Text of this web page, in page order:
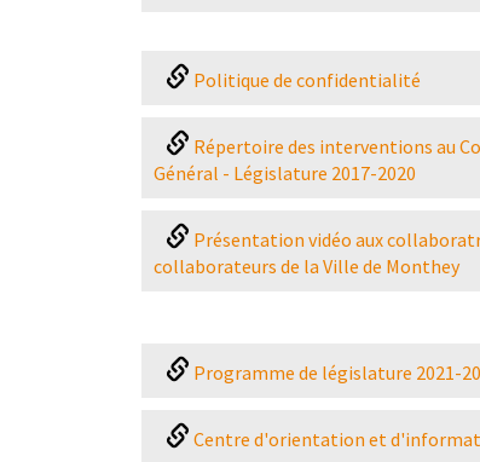
Politique de confidentialité
Répertoire des interventions au
Général - Législature 2017-2020
Présentation vidéo aux
collaborateurs de la Ville de Monthey
Programme de législature 2021-
Centre d'orientation et